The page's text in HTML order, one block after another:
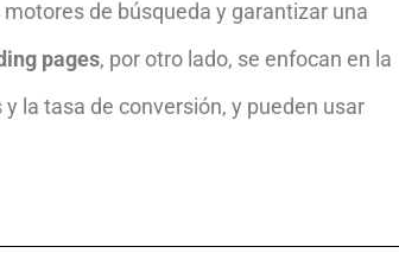
de búsqueda y garantizar una
pages, por otro lado, se enfocan en la
la tasa de conversión, y pueden usar